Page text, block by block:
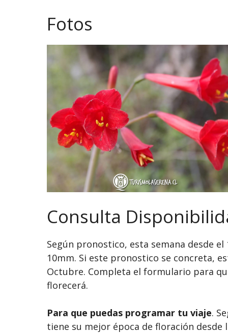
Fotos
Consulta
Según pronostico, esta semana desde
10mm. Si este pronostico se concreta,
Octubre. Completa el formulario para
florecerá.
Para que puedas programar tu viaje.
tiene su mejor época de floración